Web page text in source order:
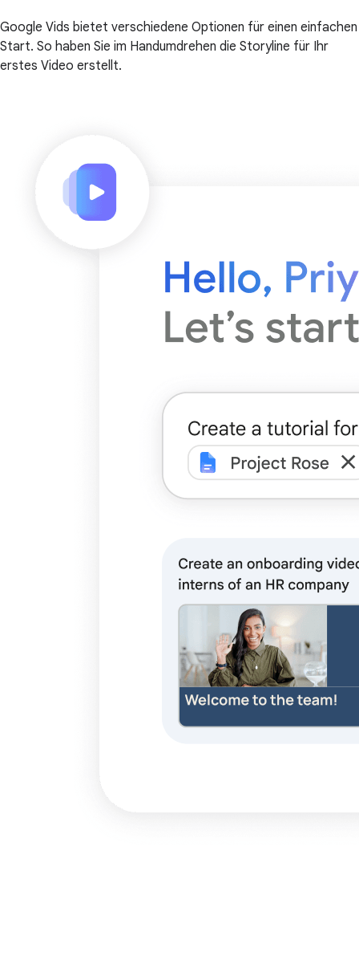
Google Vids bietet verschiedene Optionen für einen einfachen
Start. So haben Sie im Handumdrehen die Storyline für Ihr
erstes Video erstellt.